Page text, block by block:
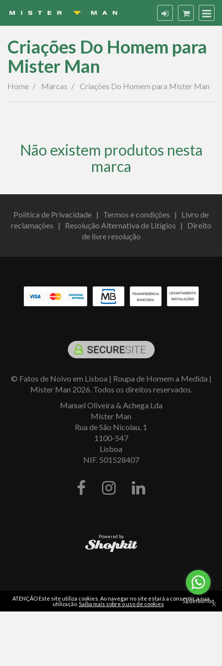
Criações Do Homem para
Mister Man
Criações
Mister
Home Marcas Criações Do Homem para Mister Man
Não existem produtos nesta
marca
Política de Privacidade | Termos e condições | Livro de
reclamações | Resolução Alternativa de Litígios | Direito
de livre resolução
© Fatos de Noivo em Lisboa | Roupa de Homem a Medida |
Mister Man 2026. Todos os direitos reservados.
Manuel Oliveira & Achega Lda
Mister Man
Rua de São Nicolau, 1
1100-547
Lisboa
NIF. 501528407
Powered by
ATENÇÃO Este site utiliza cookies. Ao navegar no site estará a consentir a sua
utilização. Saiba mais sobre o uso de cookies ×